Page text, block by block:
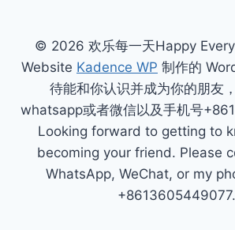
© 2026 欢乐每一天Happy
Website Kadence WP 制作的
待能和你认识并成为你的朋友
whatsapp或者微信以及手机号
Looking forward to getting to
becoming your friend. Please
WhatsApp, WeChat, or my
+8613605449077.